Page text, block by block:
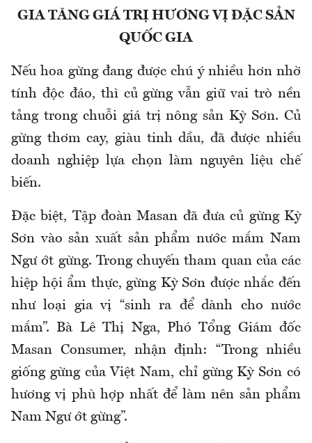
GIA TĂNG GIÁ TRỊ HƯƠNG VỊ ĐẶC SẢN
QUỐC GIA
Nếu hoa gừng đang được chú ý nhiều hơn nhờ
tính độc đáo, thì củ gừng vẫn giữ vai trò nền
tảng trong chuỗi giá trị nông sản Kỳ Sơn. Củ
gừng thơm cay, giàu tinh dầu, đã được nhiều
doanh nghiệp lựa chọn làm nguyên liệu chế
biến.
Đặc biệt, Tập đoàn Masan đã đưa củ gừng Kỳ
Sơn vào sản xuất sản phẩm nước mắm Nam
Ngư ớt gừng. Trong chuyến tham quan của các
hiệp hội ẩm thực, gừng Kỳ Sơn được nhắc đến
như loại gia vị “sinh ra để dành cho nước
mắm”. Bà Lê Thị Nga, Phó Tổng Giám đốc
Masan Consumer, nhận định: “Trong nhiều
giống gừng của Việt Nam, chỉ gừng Kỳ Sơn có
hương vị phù hợp nhất để làm nên sản phẩm
Nam Ngư ớt gừng”.